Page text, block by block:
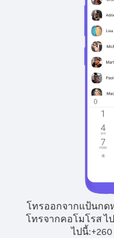
โทรออกจากแป้นกด
โทรจากคอโมโรส ไ
ไปนี้:+260